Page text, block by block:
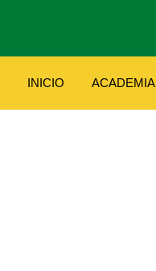
INICIO ACADEMIA